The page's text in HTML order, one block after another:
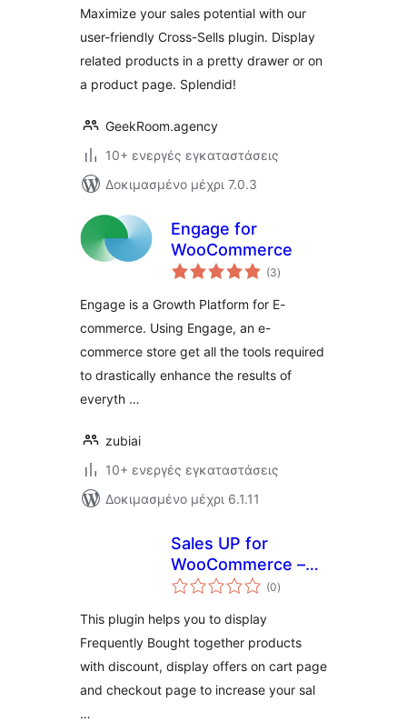
Booster for
WooCommerce
Maximize your sales potential with our
user-friendly Cross-Sells plugin. Display
related products in a pretty drawer or on
a product page. Splendid!
GeekRoom.agency
10+ ενεργές εγκαταστάσεις
Δοκιμασμένο μέχρι 7.0.3
Engage for
WooCommerce
(3αξιολογήσεις
σύνολο
)
Engage is a Growth Platform for E-
commerce. Using Engage, an e-
commerce store get all the tools required
to drastically enhance the results of
everyth …
zubiai
10+ ενεργές εγκαταστάσεις
Δοκιμασμένο μέχρι 6.1.11
Sales UP for
WooCommerce –
Boost Your sales
(0αξιολογήσεις
σύνολο
)
This plugin helps you to display
Frequently Bought together products
with discount, display offers on cart page
and checkout page to increase your sal
…